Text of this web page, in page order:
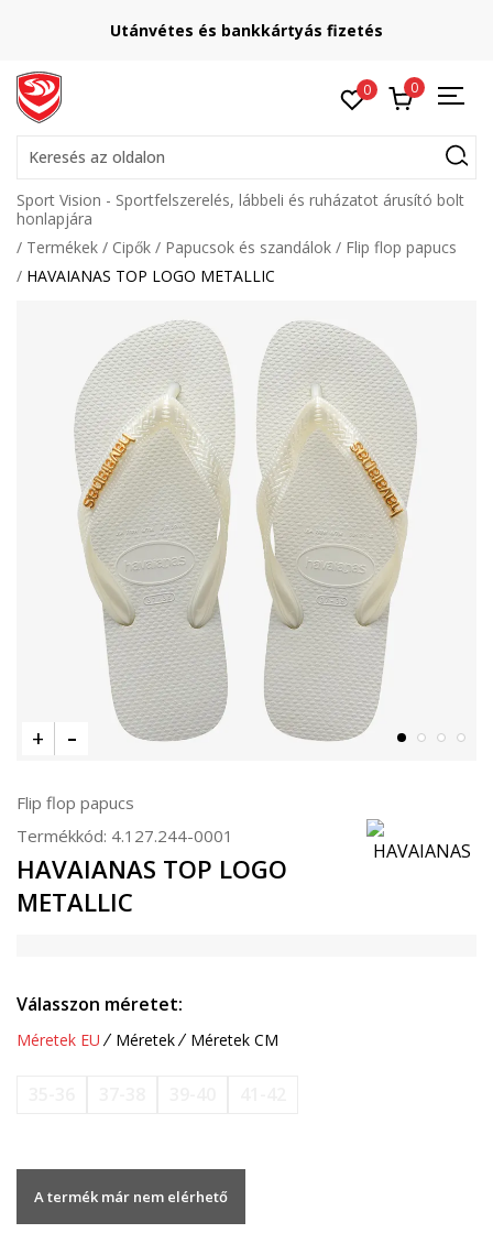
Utánvétes és bankkártyás fizetés
0 0
Keresés az oldalon
Sport Vision - Sportfelszerelés, lábbeli és ruházatot árusító bolt
honlapjára
Termékek
Cipők Papucsok és szandálok
Flip flop papucs
HAVAIANAS TOP LOGO METALLIC
Flip flop papucs
Termékkód: 4.127.244-0001
HAVAIANAS TOP LOGO
METALLIC
Válasszon méretet:
Méretek EU Méretek Méretek CM
A termék már nem elérhető